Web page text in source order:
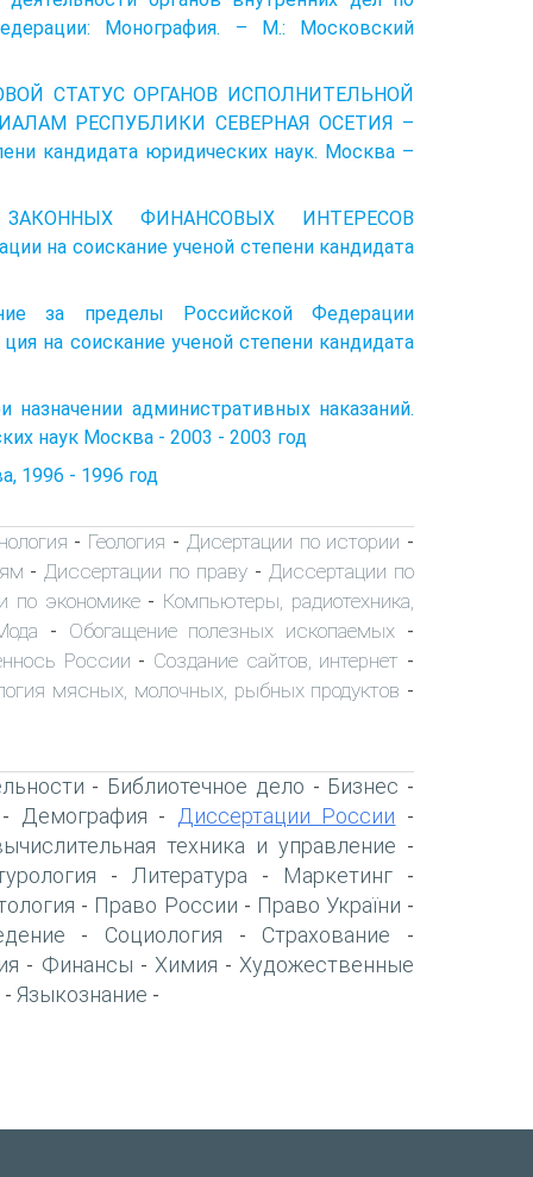
Монография. – М.: Московский
СТАТУС ОРГАНОВ ИСПОЛНИТЕЛЬНОЙ
РЕСПУБЛИКИ СЕВЕРНАЯ ОСЕТИЯ –
кандидата юридических наук. Москва –
ЗАКОННЫХ ФИНАНСОВЫХ ИНТЕРЕСОВ
соискание ученой степени кандидата
за пределы Российской Федерации
на соискание ученой степени кандидата
административных наказаний.
наук Москва - 2003 - 2003 год
1996 - 1996 год
- Геология - Дисертации по истории -
- Диссертации по праву - Диссертации по
по экономике- Компьютеры, радиотехника,
- Обогащение полезных ископаемых -
России - Создание сайтов, интернет -
мясных, молочных, рыбных продуктов -
- Библиотечное дело - Бизнес -
- Демография - Диссертации России -
техника и управление -
- Литература - Маркетинг-
- Право России - Право України -
- Социология - Страхование -
- Финансы - Химия - Художественные
- Языкознание -